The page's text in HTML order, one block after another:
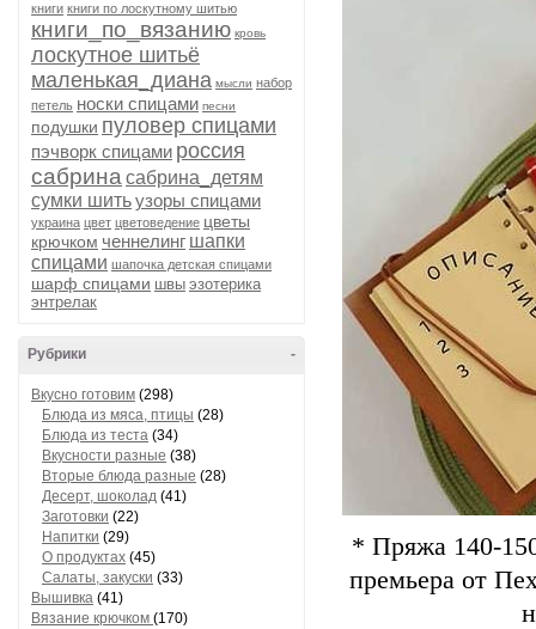
книги книги по лоскутному шитью
книги_по_вязанию кровь
лоскутное шитьё
маленькая_диана мысли набор
петель носки спицами песни
подушки пуловер спицами
пэчворк спицами россия
сабрина сабрина_детям
сумки шитьузоры спицами
украина цвет цветоведение цветы
крючком ченнелинг шапки
спицами шапочка детская спицами
шарф спицами швы эзотерика
энтрелак
-
Рубрики
Вкусно готовим (298)
Блюда из мяса, птицы (28)
Блюда из теста (34)
Вкусности разные (38)
Вторые блюда разные (28)
Десерт, шоколад (41)
Заготовки (22)
Напитки (29)
О продуктах (45)
Салаты, закуски (33)
Вышивка (41)
Вязание крючком (170)
* Пряжа 140-
премьера от